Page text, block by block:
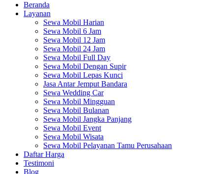
Beranda
Layanan
Sewa Mobil Harian
Sewa Mobil 6 Jam
Sewa Mobil 12 Jam
Sewa Mobil 24 Jam
Sewa Mobil Full Day
Sewa Mobil Dengan Supir
Sewa Mobil Lepas Kunci
Jasa Antar Jemput Bandara
Sewa Wedding Car
Sewa Mobil Mingguan
Sewa Mobil Bulanan
Sewa Mobil Jangka Panjang
Sewa Mobil Event
Sewa Mobil Wisata
Sewa Mobil Pelayanan Tamu Perusahaan
Daftar Harga
Testimoni
Blog